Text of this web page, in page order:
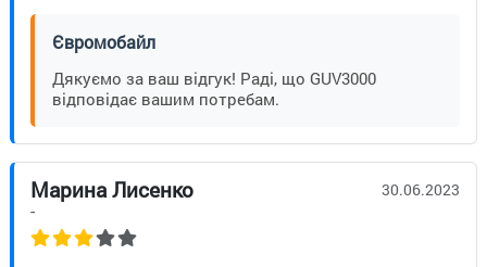
Євромобайл
Дякуємо за ваш відгук! Раді, що GUV3000
відповідає вашим потребам.
Марина Лисенко
-
30.06.2023